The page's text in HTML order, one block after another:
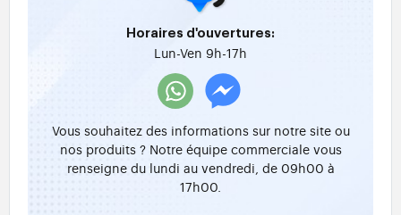
Horaires d'ouvertures:
Lun-Ven 9h-17h
Vous souhaitez des informations sur notre site ou
nos produits ? Notre équipe commerciale vous
renseigne du lundi au vendredi, de 09h00 à
17h00.